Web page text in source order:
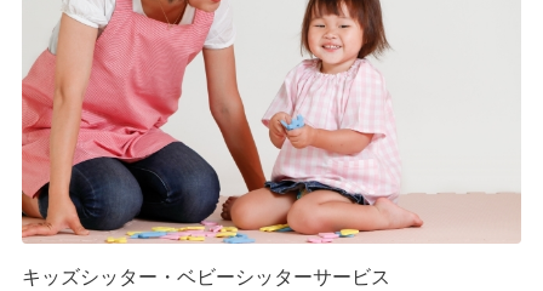
キッズシッター・ベビーシッターサービス